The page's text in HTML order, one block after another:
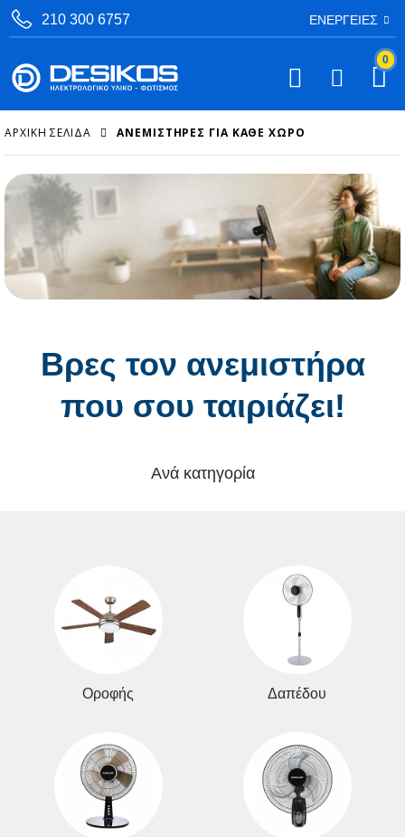
210 300 6757 ΕΝΈΡΓΕΙΕΣ
0
ΑΡΧΙΚΉ ΣΕΛΊΔΑ ΑΝΕΜΙΣΤΉΡΕΣ ΓΙΑ ΚΆΘΕ ΧΏΡΟ
Βρες τον ανεμιστήρα
που σου ταιριάζει!
Ανά κατηγορία
Οροφής Δαπέδου